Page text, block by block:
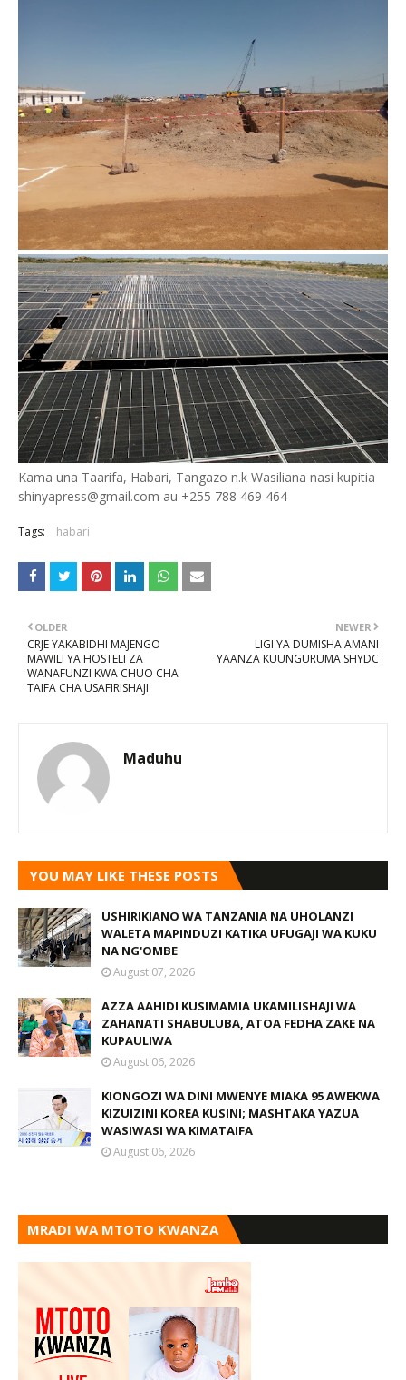
Kama una Taarifa, Habari, Tangazo n.k Wasiliana nasi kupitia
shinyapress@gmail.com au +255 788 469 464
Tags: habari
NEWER
LIGI YA DUMISHA AMANI
YAANZA KUUNGURUMA SHYDC
OLDER
CRJE YAKABIDHI MAJENGO
MAWILI YA HOSTELI ZA
WANAFUNZI KWA CHUO CHA
TAIFA CHA USAFIRISHAJI
Maduhu
YOU MAY LIKE THESE POSTS
USHIRIKIANO WA TANZANIA NA UHOLANZI
WALETA MAPINDUZI KATIKA UFUGAJI WA KUKU
NA NG'OMBE
August 07, 2026
AZZA AAHIDI KUSIMAMIA UKAMILISHAJI WA
ZAHANATI SHABULUBA, ATOA FEDHA ZAKE NA
KUPAULIWA
August 06, 2026
KIONGOZI WA DINI MWENYE MIAKA 95 AWEKWA
KIZUIZINI KOREA KUSINI; MASHTAKA YAZUA
WASIWASI WA KIMATAIFA
August 06, 2026
MRADI WA MTOTO KWANZA